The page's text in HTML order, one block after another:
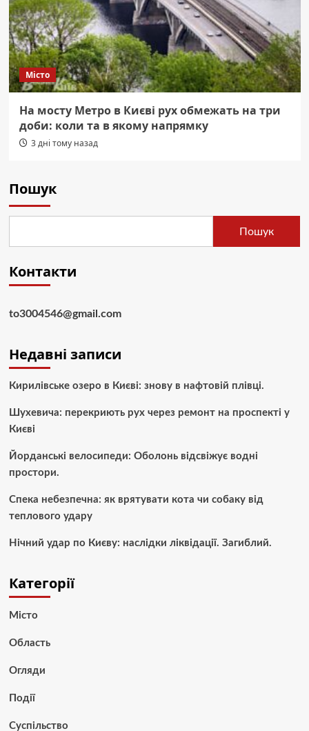
Місто
На мосту Метро в Києві рух обмежать на три
доби: коли та в якому напрямку
3 дні тому назад
Пошук
Пошук
Контакти
to3004546@gmail.com
Недавні записи
Кирилівське озеро в Києві: знову в нафтовій плівці.
Шухевича: перекриють рух через ремонт на проспекті у
Києві
Йорданські велосипеди: Оболонь відсвіжує водні
простори.
Спека небезпечна: як врятувати кота чи собаку від
теплового удару
Нічний удар по Києву: наслідки ліквідації. Загиблий.
Категорії
Місто
Область
Огляди
Події
Суспільство